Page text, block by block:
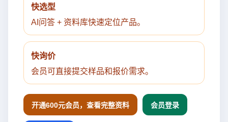
快选型
AI问答 + 资料库快速定位产品。
快询价
会员可直接提交样品和报价需求。
开通600元会员，查看完整资料 会员登录